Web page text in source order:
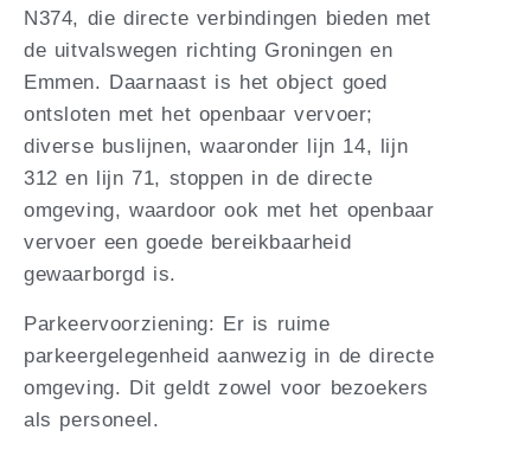
N374, die directe verbindingen bieden met
de uitvalswegen richting Groningen en
Emmen. Daarnaast is het object goed
ontsloten met het openbaar vervoer;
diverse buslijnen, waaronder lijn 14, lijn
312 en lijn 71, stoppen in de directe
omgeving, waardoor ook met het openbaar
vervoer een goede bereikbaarheid
gewaarborgd is.
Parkeervoorziening: Er is ruime
parkeergelegenheid aanwezig in de directe
omgeving. Dit geldt zowel voor bezoekers
als personeel.